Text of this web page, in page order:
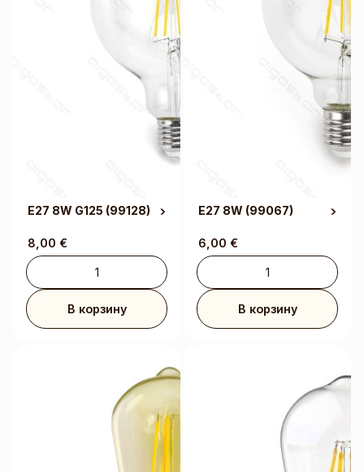
E27 8W G125 (99128)
8,00 €
В корзину
E27 8W (99067)
6,00 €
В корзину